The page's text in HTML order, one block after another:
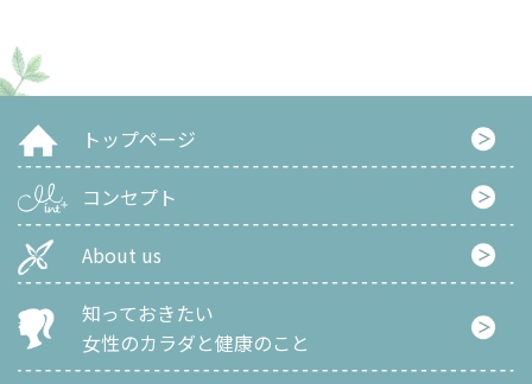
トップページ
コンセプト
About us
知っておきたい
女性のカラダと健康のこと